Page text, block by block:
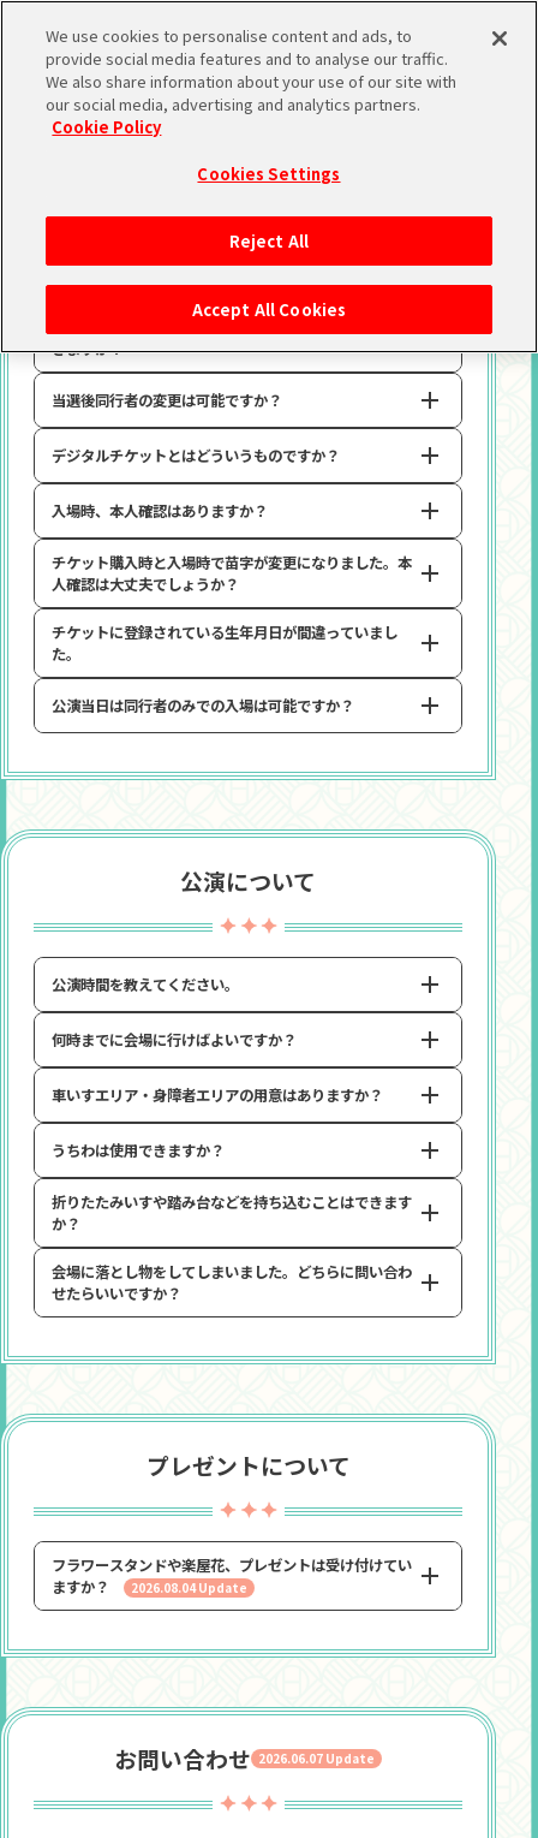
Q&A
現地チケットについて、複数日程に応募することはでき
複数日程へのお申し込みが可能です。
詳細は「TICKET」をご確認ください。
ただし、入場者情報管理の徹底のため、お一人様につき2
枚まで(複数日程申し込み可)の販売とさせていただきま
す。
現地チケットについて、同行者の分も応募することはで
きますか？
先行ごとにお申し込み枚数制限が異なる場合がございま
す。
詳細は「TICKET 」をご確認ください。
また、複数枚のチケットをお申し込みされる場合、申し込
ただし申込者・同行者を入れ替えてお申し込みいただくこ
とはできません。
(申込者もしくは同行者として1回お申し込みをされた場合
は、同じ公演に再度お申し込みいただくことはできませ
なお、受付期間終了後は、同行者の変更はできません。
チケット申込時の同行者登録には、同行者もバンダイナム
コIDへの登録が必要です。
当選後同行者の変更は可能ですか？
お申し込み前にご登録いただきました情報は、いかなる場
合も変更はお受けいたしかねます。
デジタルチケットとはどういうものですか？
本公演は「ASOBI TICKET」でのご用意となります。
仕様につきまして、詳しくは「チケットに関する注意事
項」をご確認ください。
入場時、本人確認はありますか？
詳しくは「本人確認について」をご確認ください。
チケット購入時と入場時で苗字が変更になりました。本
人確認は大丈夫でしょうか？
下記項目については、ご自身で修正、変更が可能です。
以下の内容にそってご確認ください。
◆住所、氏名、電話番号
お客さまの登録された住所や氏名、電話番号の変更・確
①バンダイナムコIDポータルサイトにアクセスし、ログイン
※ご自身で設定されたニックネーム（もしくはBNID+12桁の数字）
※スマートフォンの場合はログイン後の画面中央右側にあるオレンジ
の文字「ユーザー情報設定」を選択
④バンダイナムコIDのパスワードを入力し、「認証する」
ボタンを選択
⑤編集したい住所情報の右側にある「編集する」ボタンを
選択
⑥各項目を変更後、「確認」をタップし、「登録」を選択
る」を押す（更新した登録情報がチケットサイトに反映
されます）
チケットに登録されている生年月日が間違っていまし
た。
「バンダイナムコIDお問い合わせ窓口」 までその旨をお問
い合わせください。
※その際、「ASOBI TICKETにてチケット申し込みを行った」旨を必
公演当日は同行者のみでの入場は可能ですか？
公演について
公演時間を教えてください。
公演内容の都合上、公演終了時間が大きくずれる可能性が
あるため、明確な公演のお時間はお伝えしておりません。
何時までに会場に行けばよいですか？
会場によっては入場整列時の混雑を避けるべく、座席のエ
リアごとに入場時間を指定する分散入場を実施する場合が
ございます。
車いすエリア・身障者エリアの用意はありますか？
会場内に車いすエリア・身障者エリアを設けさせていただ
いております。
現地チケットをご応募の方で、車いすエリア・身障者エリ
アのご利用を希望される方は、イベント1週間前までに
公
演窓口にご連絡いただけますと、当日にスムーズなご案内
が可能となります。
※会場の構造上、車いすエリアからステージが見えにくい場合もござ
います。
うちわは使用できますか？
使用可能です。
うちわのサイズは横35センチ縦35センチ、持ち手15セン
チ以内のものとさせていただきます。鏡やアルミ素材、蓄
光素材などの発光する素材や反射の強い素材の使用は禁止
とさせていただきます。ホログラム、ラメは使用可能で
す。
頭より上の位置に上げるなど、他のお客様のご迷惑となる
折りたたみいすや踏み台などを持ち込むことはできます
か？
折りたたみいすや踏み台などのお持ち込みはご遠慮いただ
いております。
会場に落とし物をしてしまいました。どちらに問い合わ
せたらいいですか？
落とし物・忘れ物につきましては、各会場までお問い合わ
プレゼントについて
フラワースタンドや楽屋花、プレゼントは受け付けてい
ますか？
2026.08.04 Update
プロデューサーの皆様におかれましては、毎回心のこもっ
本公演では、プレゼント（メッセージ類のみ）の受付をい
なお、楽屋花・フラワースタンドのお預かりにつきまして
また、本公演の会場での受付のみならず本公演に関するメ
お問い合わせ 2026.06.07 Update
We use cookies to personalise content and ads, to
provide social media features and to analyse our traffic.
We also share information about your use of our site with
our social media, advertising and analytics partners.
Cookie Policy
Cookies Settings
Reject All
Accept All Cookies